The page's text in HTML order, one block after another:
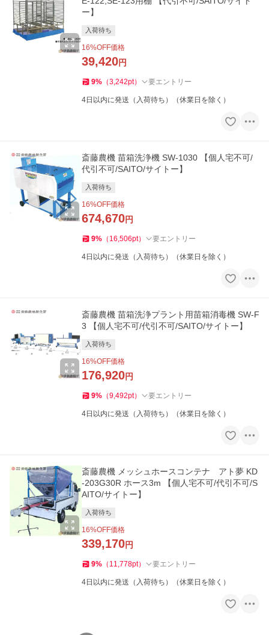
ー】
入荷待ち
16%OFF価格
39,420円
9% （3,242pt） 要エントリー
4日以内に発送（入荷待ち）（休業日を除く）
斎藤農機 苗箱洗浄機 SW-1030 【個人宅不可/
代引不可/SAITO/サイトー】
入荷待ち
16%OFF価格
674,670円
9% （ 16,506pt） 要エントリー
4日以内に発送（入荷待ち）（休業日を除く）
斎藤農機 苗箱洗浄プラント用苗箱消毒機 SW-F
3 【個人宅不可/代引不可/SAITO/サイトー】
入荷待ち
16%OFF価格
176,920円
9% （9,492pt） 要エントリー
4日以内に発送（入荷待ち）（休業日を除く）
斎藤農機 メッシュホースコンテナ アト夢 KD
-203G30R ホース3m 【個人宅不可/代引不可/S
AITO/サイトー】
入荷待ち
16%OFF価格
339,170円
9% （ 11,778pt） 要エントリー
4日以内に発送（入荷待ち）（休業日を除く）